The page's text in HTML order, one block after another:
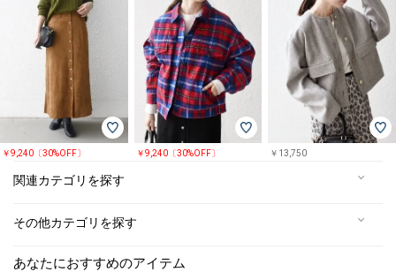
￥9,240〔30%OFF〕 ￥9,240〔30%OFF〕 ￥13,750
関連カテゴリを探す
その他カテゴリを探す
あなたにおすすめのアイテム